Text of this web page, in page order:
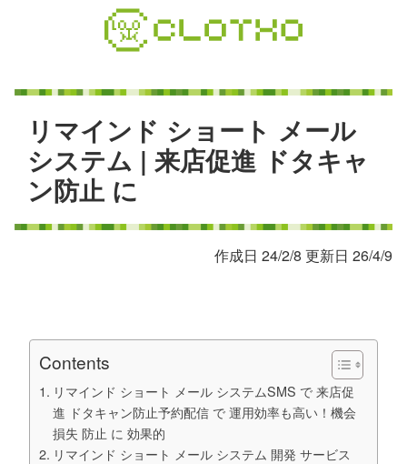
リ マイン ド ショー ト メール
システム | 来店促進 ドタキャ
ン防止 に
作成日 24/2/8 更新日 26/4/9
Contents
リマインド ショート メール システムSMS で 来店促
進 ドタキャン防止予約配信 で 運用効率も高い！機会
損失 防止 に 効果的
リマインド ショート メール システム 開発 サービス